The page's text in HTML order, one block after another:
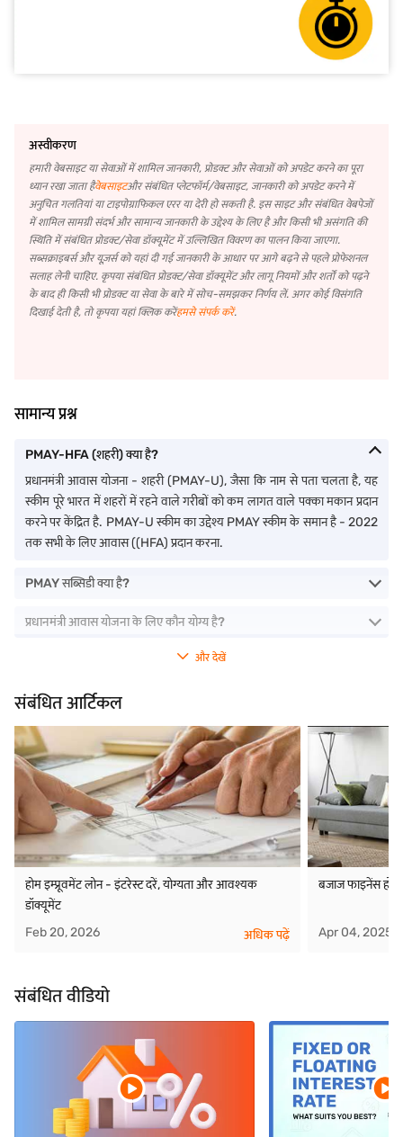
अस्वीकरण
हमारी वेबसाइट या सेवाओं में शामिल जानकारी, प्रोडक्ट और सेवाओं को अपडेट करने का पूरा
ध्यान रखा जाता हैवेबसाइटऔर संबंधित प्लेटफॉर्म/वेबसाइट, जानकारी को अपडेट करने में
अनुचित गलतियां या टाइपोग्राफिकल एरर या देरी हो सकती है. इस साइट और संबंधित वेबपेजों
में शामिल सामग्री संदर्भ और सामान्य जानकारी के उद्देश्य के लिए है और किसी भी असंगति की
स्थिति में संबंधित प्रोडक्ट/सेवा डॉक्यूमेंट में उल्लिखित विवरण का पालन किया जाएगा.
सब्सक्राइबर्स और यूज़र्स को यहां दी गई जानकारी के आधार पर आगे बढ़ने से पहले प्रोफेशनल
सलाह लेनी चाहिए. कृपया संबंधित प्रोडक्ट/सेवा डॉक्यूमेंट और लागू नियमों और शर्तों को पढ़ने
के बाद ही किसी भी प्रोडक्ट या सेवा के बारे में सोच-समझकर निर्णय लें. अगर कोई विसंगति
दिखाई देती है, तो कृपया यहां क्लिक करेंहमसे संपर्क करें.
सामान्य प्रश्न
PMAY-HFA (शहरी) क्या है?
प्रधानमंत्री आवास योजना - शहरी (PMAY-U), जैसा कि नाम से पता चलता है, यह
स्कीम पूरे भारत में शहरों में रहने वाले गरीबों को कम लागत वाले पक्का मकान प्रदान
करने पर केंद्रित है. PMAY-U स्कीम का उद्देश्य PMAY स्कीम के समान है - 2022
तक सभी के लिए आवास ((HFA) प्रदान करना.
PMAY सब्सिडी क्या है?
प्रधानमंत्री आवास योजना के लिए कौन योग्य है?
और देखें
संबंधित आर्टिकल
होम इम्प्रूवमेंट लोन - इंटरेस्ट दरें, योग्यता और आवश्यक
डॉक्यूमेंट
Feb 20, 2026
अधिक पढ़ें
बजाज फाइनेंस
Apr 04, 2025
संबंधित वीडियो